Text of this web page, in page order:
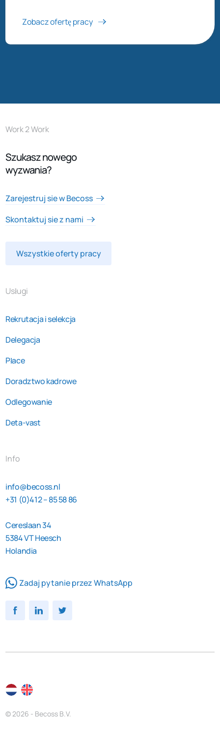
Zobacz ofertę pracy
Work 2 Work
Szukasz nowego
wyzwania?
Zarejestruj sie w Becoss
Skontaktuj sie z nami
Wszystkie oferty pracy
Usługi
Rekrutacja i selekcja
Delegacja
Płace
Doradztwo kadrowe
Odlegowanie
Deta-vast
Info
info@becoss.nl
+31 (0)412 – 85 58 86
Cereslaan 34
5384 VT Heesch
Holandia
Zadaj pytanie przez WhatsApp
© 2026 - Becoss B.V.